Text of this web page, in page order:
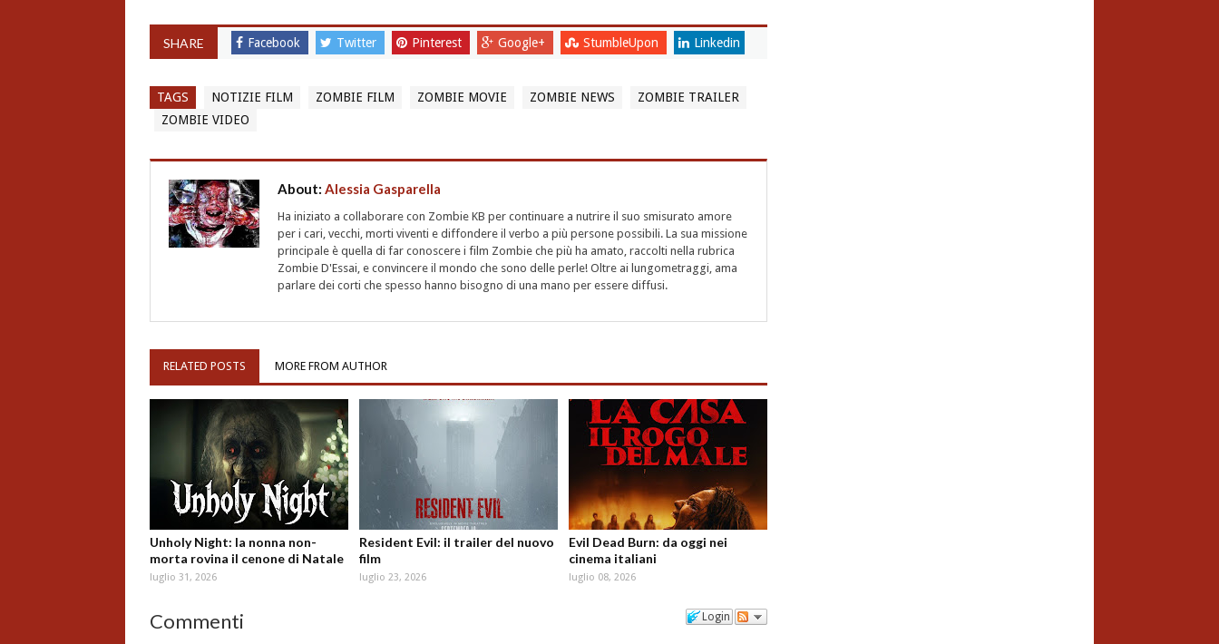
SHARE Facebook Twitter Pinterest Google+ StumbleUpon Linkedin
TAGS NOTIZIE FILM ZOMBIE FILM ZOMBIE MOVIE ZOMBIE NEWS
ZOMBIE TRAILER
ZOMBIE VIDEO
About: Alessia Gasparella
Ha iniziato a collaborare con Zombie KB per continuare a nutrire il suo smisurato amore
per i cari, vecchi, morti viventi e diffondere il verbo a più persone possibili. La sua missione
principale è quella di far conoscere i film Zombie che più ha amato, raccolti nella rubrica
Zombie D'Essai, e convincere il mondo che sono delle perle! Oltre ai lungometraggi, ama
parlare dei corti che spesso hanno bisogno di una mano per essere diffusi.
RELATED POSTS MORE FROM AUTHOR
Unholy Night: la nonna non-
morta rovina il cenone di Natale
luglio 31, 2026
Resident Evil: il trailer del nuovo
film
luglio 23, 2026
Evil Dead Burn: da oggi nei
cinema italiani
luglio 08, 2026
Login
Commenti